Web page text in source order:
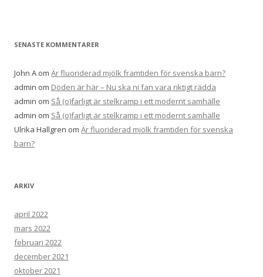
SENASTE KOMMENTARER
John A om Är fluoriderad mjölk framtiden för svenska barn?
admin om Döden är här – Nu ska ni fan vara riktigt rädda
admin om Så (o)farligt är stelkramp i ett modernt samhälle
admin om Så (o)farligt är stelkramp i ett modernt samhälle
Ulrika Hallgren om Är fluoriderad mjölk framtiden för svenska
barn?
ARKIV
april 2022
mars 2022
februari 2022
december 2021
oktober 2021